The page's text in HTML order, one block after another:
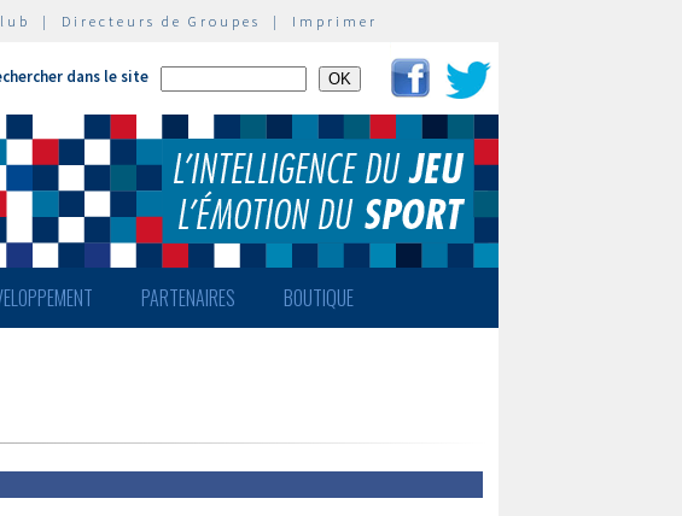
| Directeurs de Groupes | Imprimer
dans le site
PARTENAIRES BOUTIQUE